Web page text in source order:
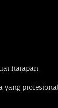
harapan.
yang